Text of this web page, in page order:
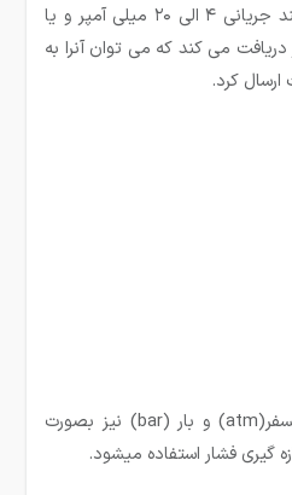
سنسور خروجی استاندارد مانند جریانی ۴ الی ۲۰ میلی آمپر و یا
از سنسور دریافت می کند که می توان آنرا به
علاوه بر واحد پاسکال از اتمسفر(atm) و بار (bar) نیز بصورت
گیری فشار استفاده میشود.